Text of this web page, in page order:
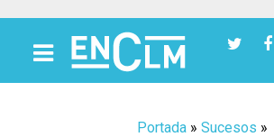
Portada» Sucesos »